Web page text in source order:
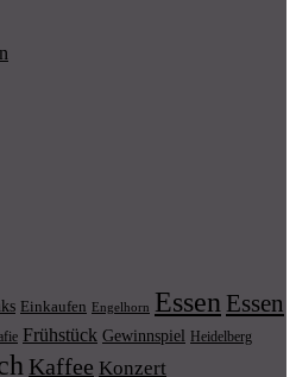
Einkaufen Engelhorn Essen Essen
Frühstück Gewinnspiel Heidelberg
Kaffee Konzert